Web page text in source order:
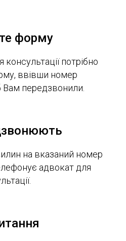
форму
потрібно
ввівши номер
передзвонили.
на вказаний номер
адвокат для